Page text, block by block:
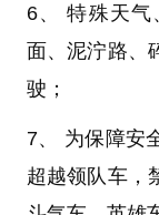
6、 特殊天气
面、泥泞路、
驶；
7、 为保障安
超越领队车，